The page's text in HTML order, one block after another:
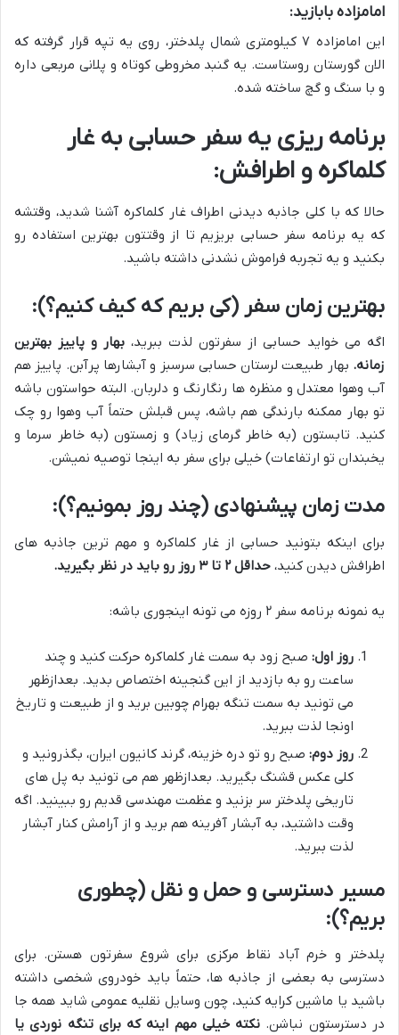
امامزاده بابازید:
این امامزاده ۷ کیلومتری شمال پلدختر، روی یه تپه قرار گرفته که
الان گورستان روستاست. یه گنبد مخروطی کوتاه و پلانی مربعی داره
و با سنگ و گچ ساخته شده.
برنامه ریزی یه سفر حسابی به غار
کلماکره و اطرافش:
حالا که با کلی جاذبه دیدنی اطراف غار کلماکره آشنا شدید، وقتشه
که یه برنامه سفر حسابی بریزیم تا از وقتتون بهترین استفاده رو
بکنید و یه تجربه فراموش نشدنی داشته باشید.
بهترین زمان سفر (کی بریم که کیف کنیم؟):
اگه می خواید حسابی از سفرتون لذت ببرید، بهار و پاییز بهترین
زمانه. بهار طبیعت لرستان حسابی سرسبز و آبشارها پرآبن. پاییز هم
آب وهوا معتدل و منظره ها رنگارنگ و دلربان. البته حواستون باشه
تو بهار ممکنه بارندگی هم باشه، پس قبلش حتماً آب وهوا رو چک
کنید. تابستون (به خاطر گرمای زیاد) و زمستون (به خاطر سرما و
یخبندان تو ارتفاعات) خیلی برای سفر به اینجا توصیه نمیشن.
مدت زمان پیشنهادی (چند روز بمونیم؟):
برای اینکه بتونید حسابی از غار کلماکره و مهم ترین جاذبه های
اطرافش دیدن کنید، حداقل ۲ تا ۳ روز رو باید در نظر بگیرید.
یه نمونه برنامه سفر ۲ روزه می تونه اینجوری باشه:
روز اول: صبح زود به سمت غار کلماکره حرکت کنید و چند
ساعت رو به بازدید از این گنجینه اختصاص بدید. بعدازظهر
می تونید به سمت تنگه بهرام چوبین برید و از طبیعت و تاریخ
اونجا لذت ببرید.
روز دوم: صبح رو تو دره خزینه، گرند کانیون ایران، بگذرونید و
کلی عکس قشنگ بگیرید. بعدازظهر هم می تونید به پل های
تاریخی پلدختر سر بزنید و عظمت مهندسی قدیم رو ببینید. اگه
وقت داشتید، به آبشار آفرینه هم برید و از آرامش کنار آبشار
لذت ببرید.
مسیر دسترسی و حمل و نقل (چطوری
بریم؟):
پلدختر و خرم آباد نقاط مرکزی برای شروع سفرتون هستن. برای
دسترسی به بعضی از جاذبه ها، حتماً باید خودروی شخصی داشته
باشید یا ماشین کرایه کنید، چون وسایل نقلیه عمومی شاید همه جا
در دسترستون نباشن. نکته خیلی مهم اینه که برای تنگه نوردی یا